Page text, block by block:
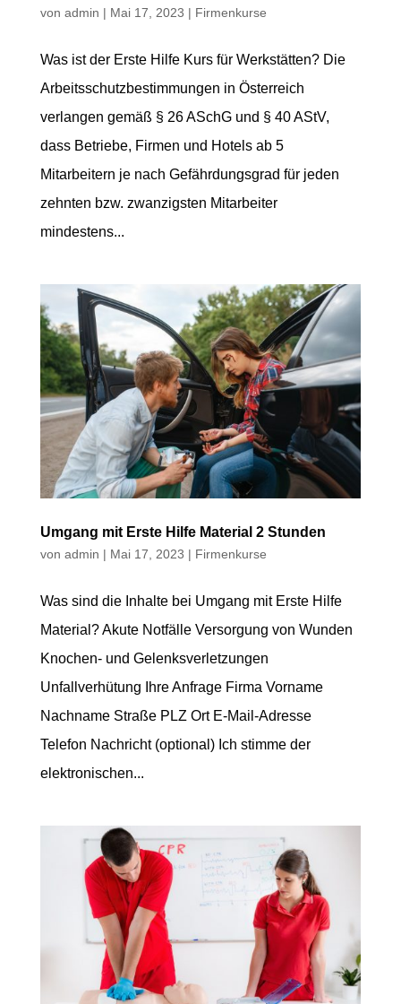
von admin | Mai 17, 2023 | Firmenkurse
Was ist der Erste Hilfe Kurs für Werkstätten? Die
Arbeitsschutzbestimmungen in Österreich
verlangen gemäß § 26 ASchG und § 40 AStV,
dass Betriebe, Firmen und Hotels ab 5
Mitarbeitern je nach Gefährdungsgrad für jeden
zehnten bzw. zwanzigsten Mitarbeiter
mindestens...
Umgang mit Erste Hilfe Material 2 Stunden
von admin | Mai 17, 2023 | Firmenkurse
Was sind die Inhalte bei Umgang mit Erste Hilfe
Material? Akute Notfälle Versorgung von Wunden
Knochen- und Gelenksverletzungen
Unfallverhütung Ihre Anfrage Firma Vorname
Nachname Straße PLZ Ort E-Mail-Adresse
Telefon Nachricht (optional) Ich stimme der
elektronischen...